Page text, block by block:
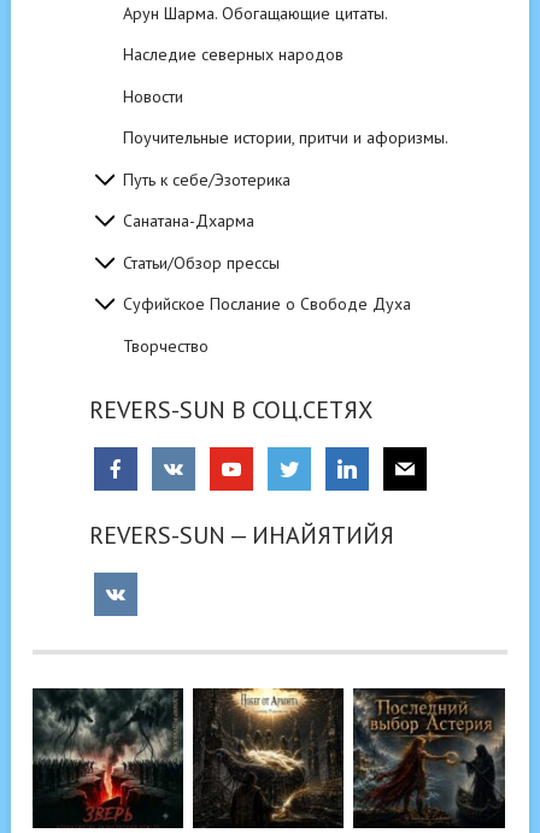
Арун Шарма. Обогащающие цитаты.
Наследие северных народов
Новости
Поучительные истории, притчи и афоризмы.
Путь к себе/Эзотерика
Санатана-Дхарма
Статьи/Обзор прессы
Суфийское Послание о Свободе Духа
Творчество
REVERS-SUN В СОЦ.СЕТЯХ
REVERS-SUN — ИНАЙЯТИЙЯ